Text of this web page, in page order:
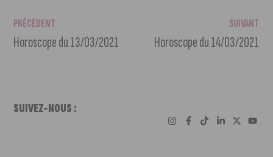
PRÉCÉDENT
Horoscope du 13/03/2021
SUIVANT
Horoscope du 14/03/2021
SUIVEZ-NOUS :